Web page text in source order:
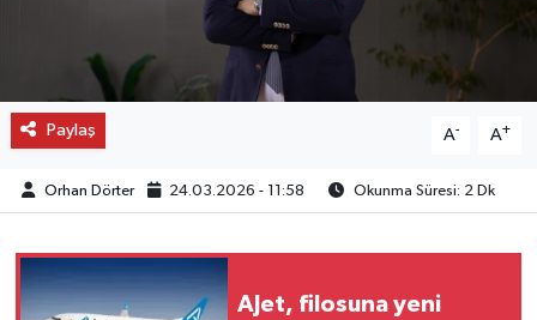
Paylaş A- A+
Orhan Dörter 24.03.2026 - 11:58 Okunma Süresi: 2 Dk
AJet, filosuna yeni
FİNANS